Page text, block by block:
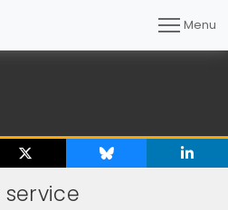
Menu
service